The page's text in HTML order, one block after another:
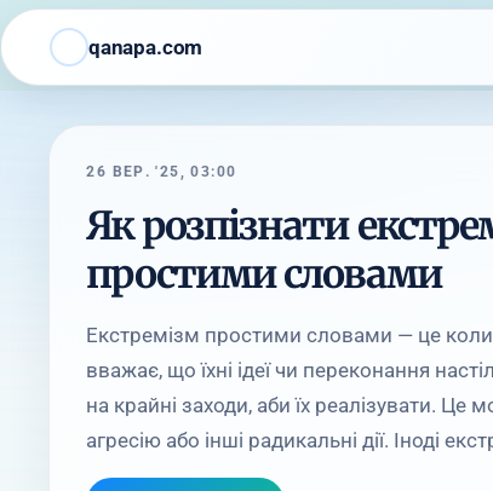
qanapa.com
26 ВЕР. '25, 03:00
Як розпізнати
простими словами
Екстремізм простими словами — це
вважає, що їхні ідеї чи переконання
на крайні заходи, аби їх реалізувати.
агресію або інші радикальні дії. Іноді